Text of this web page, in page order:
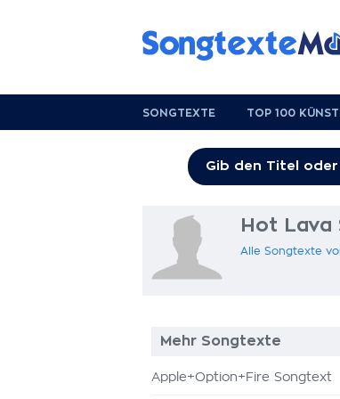
SONGTEXTE TOP 100
Hot Lava
Alle Songtexte
Mehr Songtexte
Apple+Option+Fire Songtext